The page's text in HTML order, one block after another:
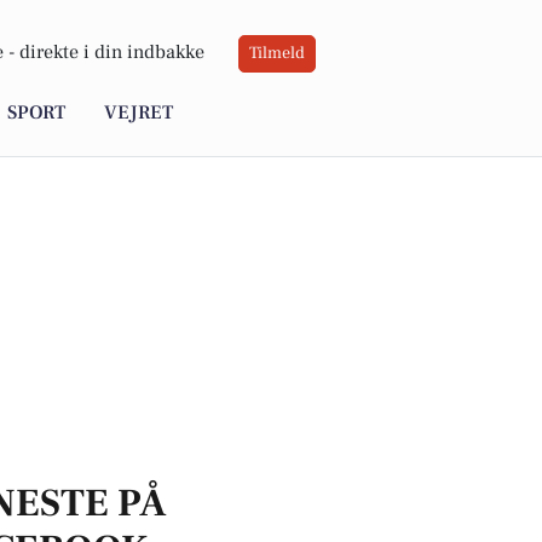
- direkte i din indbakke Tilmeld
SPORT VEJRET
PÅ